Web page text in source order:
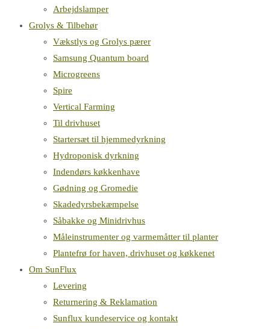
Arbejdslamper
Grolys & Tilbehør
Vækstlys og Grolys pærer
Samsung Quantum board
Microgreens
Spire
Vertical Farming
Til drivhuset
Startersæt til hjemmedyrkning
Hydroponisk dyrkning
Indendørs køkkenhave
Gødning og Gromedie
Skadedyrsbekæmpelse
Såbakke og Minidrivhus
Måleinstrumenter og varmemåtter til planter
Plantefrø for haven, drivhuset og køkkenet
Om SunFlux
Levering
Returnering & Reklamation
Sunflux kundeservice og kontakt